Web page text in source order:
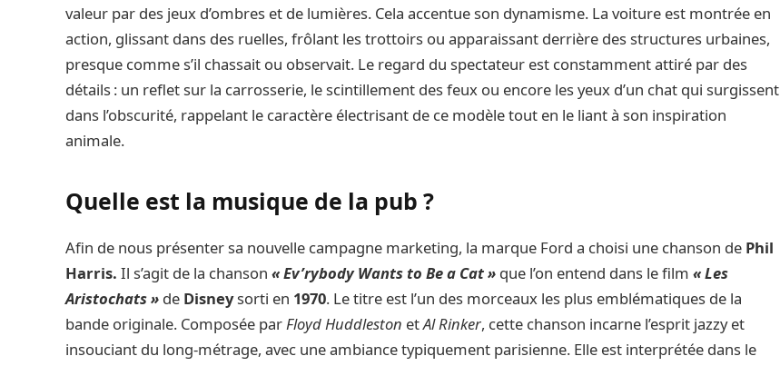
valeur par des jeux d’ombres et de lumières. Cela accentue son dynamisme. La voiture est montrée en
action, glissant dans des ruelles, frôlant les trottoirs ou apparaissant derrière des structures urbaines,
presque comme s’il chassait ou observait. Le regard du spectateur est constamment attiré par des
détails : un reflet sur la carrosserie, le scintillement des feux ou encore les yeux d’un chat qui surgissent
dans l’obscurité, rappelant le caractère électrisant de ce modèle tout en le liant à son inspiration
animale.
Quelle est la musique de la pub ?
Afin de nous présenter sa nouvelle campagne marketing, la marque Ford a choisi une chanson de Phil
Harris. Il s’agit de la chanson « Ev’rybody Wants to Be a Cat » que l’on entend dans le film « Les
Aristochats » de Disneysorti en 1970. Le titre est l’un des morceaux les plus emblématiques de la
bande originale. Composée par Floyd Huddleston etAl Rinker, cette chanson incarne l’esprit jazzy et
insouciant du long-métrage, avec une ambiance typiquement parisienne. Elle est interprétée dans le